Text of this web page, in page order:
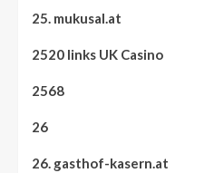
25. mukusal.at
2520 links UK Casino
2568
26
26. gasthof-kasern.at